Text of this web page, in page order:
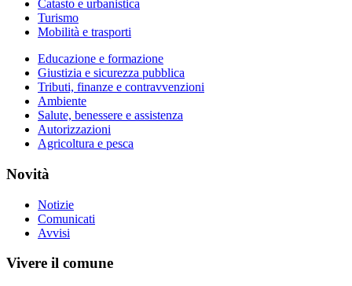
Catasto e urbanistica
Turismo
Mobilità e trasporti
Educazione e formazione
Giustizia e sicurezza pubblica
Tributi, finanze e contravvenzioni
Ambiente
Salute, benessere e assistenza
Autorizzazioni
Agricoltura e pesca
Novità
Notizie
Comunicati
Avvisi
Vivere il comune